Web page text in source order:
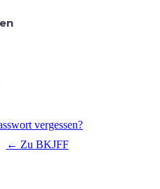
vergessen?
← Zu BKJFF